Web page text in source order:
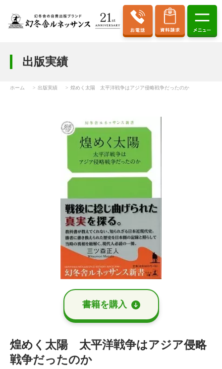
出版実績
ホーム 出版実績 煌めく太陽 太平洋戦争はアジア侵略戦争だったのか
書籍を購⼊
煌めく太陽 太平洋戦争はアジア侵略
戦争だったのか